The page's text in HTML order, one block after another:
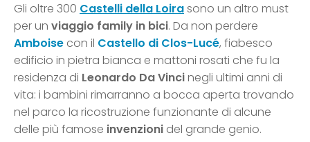
Gli oltre 300 Castelli della Loirasono un altro must
per un viaggio family in bici. Da non perdere
Amboise con il Castello di Clos-Lucé, fiabesco
edificio in pietra bianca e mattoni rosati che fu la
residenza di Leonardo Da Vincinegli ultimi anni di
vita: i bambini rimarranno a bocca aperta trovando
nel parco la ricostruzione funzionante di alcune
delle più famose invenzioni del grande genio.